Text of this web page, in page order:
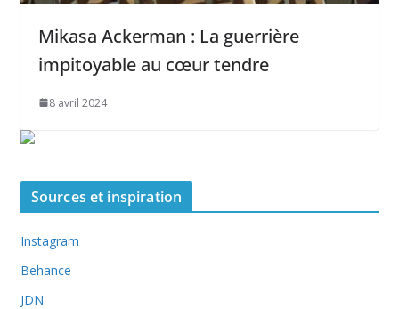
Mikasa Ackerman : La guerrière
impitoyable au cœur tendre
8 avril 2024
Sources et inspiration
Instagram
Behance
JDN